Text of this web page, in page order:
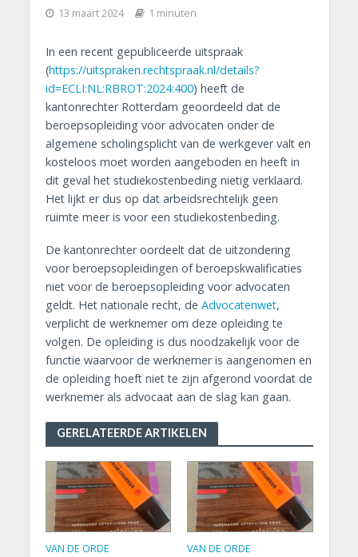
13 maart 2024 1 minuten
In een recent gepubliceerde uitspraak
(https://uitspraken.rechtspraak.nl/details?
id=ECLI:NL:RBROT:2024:400) heeft de
kantonrechter Rotterdam geoordeeld dat de
beroepsopleiding voor advocaten onder de
algemene scholingsplicht van de werkgever valt en
kosteloos moet worden aangeboden en heeft in
dit geval het studiekostenbeding nietig verklaard.
Het lijkt er dus op dat arbeidsrechtelijk geen
ruimte meer is voor een studiekostenbeding.
De kantonrechter oordeelt dat de uitzondering
voor beroepsopleidingen of beroepskwalificaties
niet voor de beroepsopleiding voor advocaten
geldt. Het nationale recht, de Advocatenwet,
verplicht de werknemer om deze opleiding te
volgen. De opleiding is dus noodzakelijk voor de
functie waarvoor de werknemer is aangenomen en
de opleiding hoeft niet te zijn afgerond voordat de
werknemer als advocaat aan de slag kan gaan.
GERELATEERDE ARTIKELEN
VAN DE ORDE
VAN DE ORDE